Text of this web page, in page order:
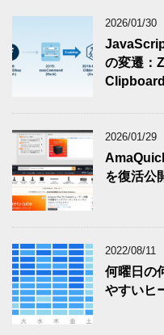
2026/01/30
の変遷：
2026/01/29
を復活公
2022/08/11
何曜日の
やすいヒ